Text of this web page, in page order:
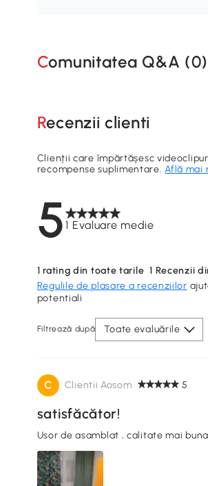
Comunitatea Q&A (0)
Recenzii clienti
51 Evaluare medie
Clienții care împărtășesc
recompense suplimentare.Află mai
1 rating din toate tarile 1 Recenzii
Regulile de plasare a recenziilor
potentiali
Filtrează după Toate evaluările
C Clientii Aosom 5
satisfăcător!
Usor de asamblat , calitate mai